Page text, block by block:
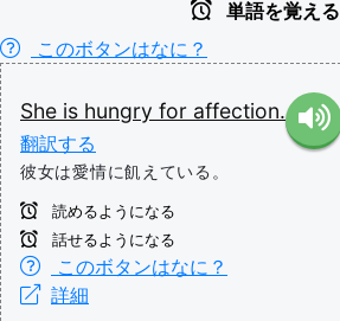
単語を覚える
このボタンはなに？
She is hungry for affection.
翻訳する
彼女は愛情に飢えている。
読めるようになる
話せるようになる
このボタンはなに？
詳細